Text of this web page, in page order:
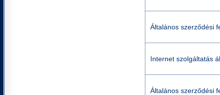
Általános szerződési
Internet szolgáltatás
Általános szerződési